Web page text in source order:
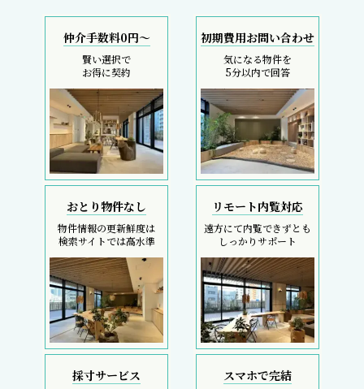
仲介手数料0円～
賢い選択で
お得に契約
初期費用お問い合わせ
気になる物件を
5分以内で回答
おとり物件なし
物件情報の更新鮮度は
検索サイトでは高水準
リモート内覧対応
遠方にて内覧できずとも
しっかりサポート
採寸サービス スマホで完結